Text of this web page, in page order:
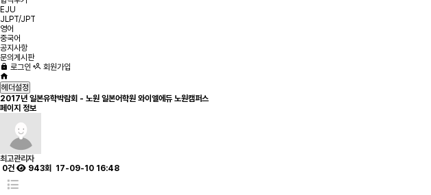
EJU
JLPT/JPT
영어
중국어
공지사항
문의게시판
로그인
회원가입
헤더설정
2017년 일본유학박람회 - 노원 일본어학원 와이엘에듀 노원캠퍼스
페이지 정보
최고관리자
0건
943회 17-09-10 16:48